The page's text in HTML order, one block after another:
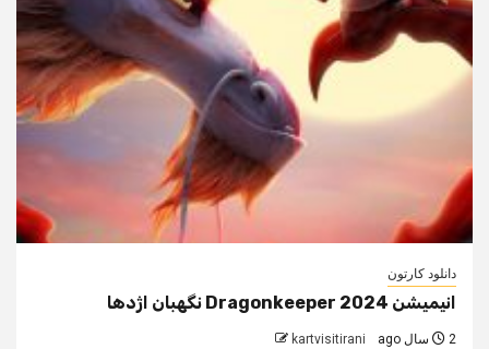
دانلود کارتون
انیمیشن Dragonkeeper 2024 نگهبان اژدها
2 سال ago kartvisitirani